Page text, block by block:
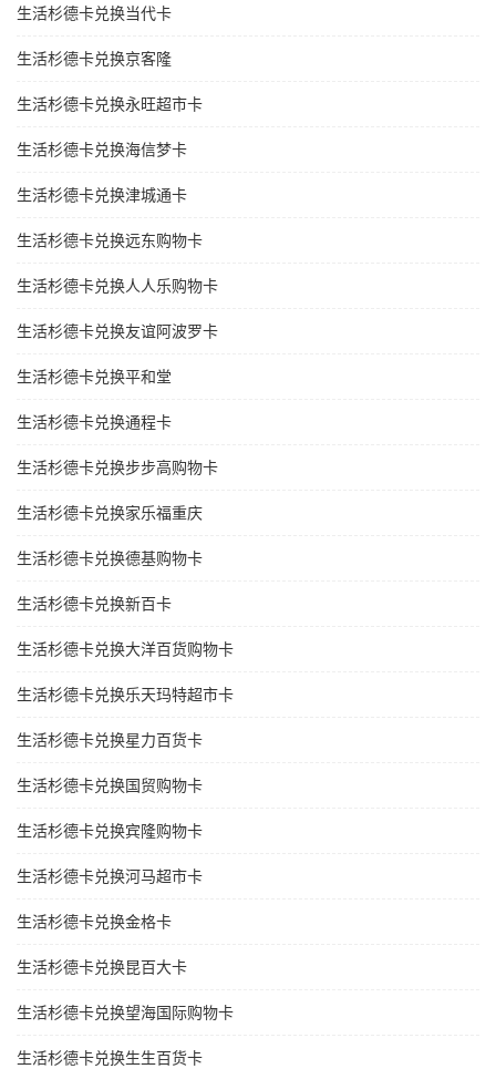
生活杉德卡兑换当代卡
生活杉德卡兑换京客隆
生活杉德卡兑换永旺超市卡
生活杉德卡兑换海信梦卡
生活杉德卡兑换津城通卡
生活杉德卡兑换远东购物卡
生活杉德卡兑换人人乐购物卡
生活杉德卡兑换友谊阿波罗卡
生活杉德卡兑换平和堂
生活杉德卡兑换通程卡
生活杉德卡兑换步步高购物卡
生活杉德卡兑换家乐福重庆
生活杉德卡兑换德基购物卡
生活杉德卡兑换新百卡
生活杉德卡兑换大洋百货购物卡
生活杉德卡兑换乐天玛特超市卡
生活杉德卡兑换星力百货卡
生活杉德卡兑换国贸购物卡
生活杉德卡兑换宾隆购物卡
生活杉德卡兑换河马超市卡
生活杉德卡兑换金格卡
生活杉德卡兑换昆百大卡
生活杉德卡兑换望海国际购物卡
生活杉德卡兑换生生百货卡